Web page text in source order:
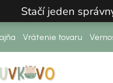
Stačí jeden
Vrátenie tovaru